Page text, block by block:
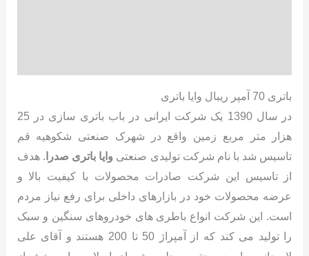
باتری 70 آمپر ریبال وایا باتری
در سال 1390 یک شرکت ایرانی در باب باتری سازی در 25
هزار متر مربع زمین واقع در شهرک صنعتی شکوهیه قم
تاسیس شد با نام شرکت تولیدی صنعتی وایا باتری صدرا . هدف
از تاسیس این شرکت صادرات محصولات با کیفیت بالا و
عرضه محصولات خود در بازارهای داخلی برای رفع نیاز مردم
است. این شرکت انواع باطری های خودروهای سنگین و سبک
را تولید می کند که از آمپراژ 50 تا 200 هستند و آقای علی